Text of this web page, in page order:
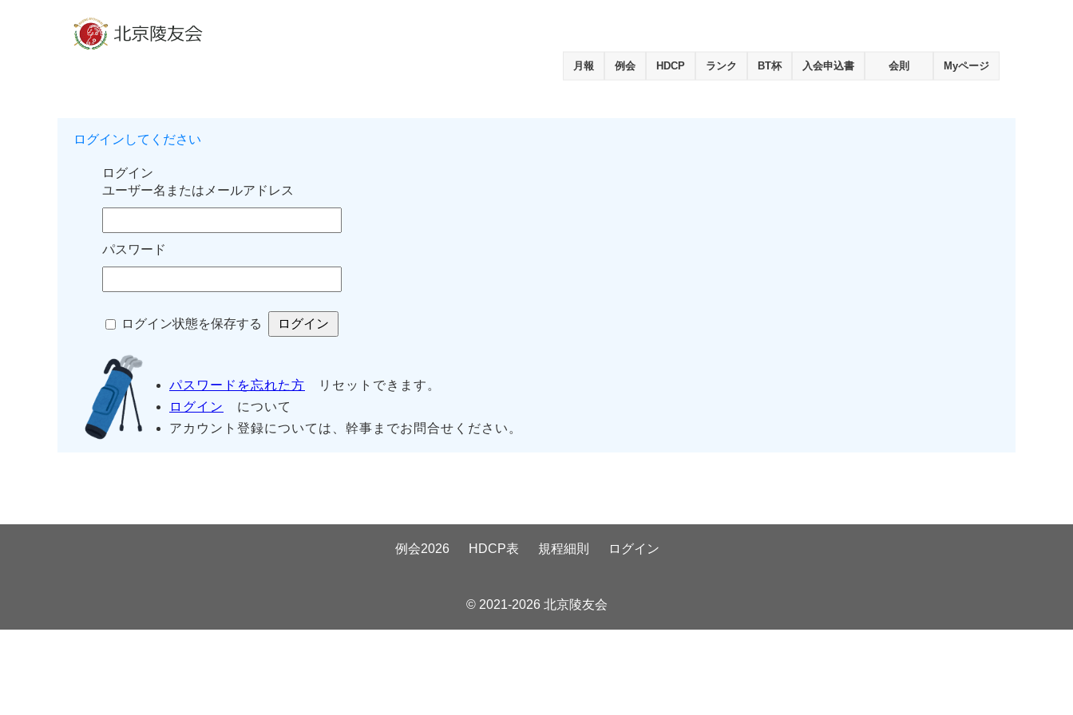
月報 例会 HDCP ランク BT杯 入会申込書 会則 Myページ
ログインしてください
ログイン
ユーザー名またはメールアドレス
パスワード
ログイン状態を保存する
パスワードを忘れた方 リセットできます。
ログイン
について
アカウント登録については、幹事までお問合せください。
例会2026 HDCP表 規程細則 ログイン
© 2021-2026 北京陵友会